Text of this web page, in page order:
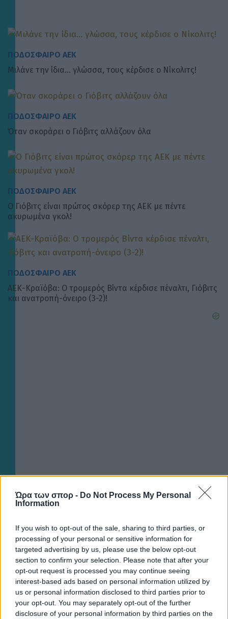
Ώρα των σπορ - Do Not Process My Personal
Information
If you wish to opt-out of the sale, sharing to third parties, or
processing of your personal or sensitive information for
targeted advertising by us, please use the below opt-out
section to confirm your selection. Please note that after your
opt-out request is processed you may continue seeing
interest-based ads based on personal information utilized by
us or personal information disclosed to third parties prior to
your opt-out. You may separately opt-out of the further
disclosure of your personal information by third parties on the
ΠΟΔΟΣΦΑΙΡΟ ΑΕΚ
Μιλάνε την ίδια… γλώσσα, τους κέρδισε ο Νίκολιτς!
ΠΟΔΟΣΦΑΙΡΟ ΑΕΚ
Όταν σκοράρει ο Γιόβιτς αλλάζουν όλα
ΠΟΔΟΣΦΑΙΡΟ ΑΕΚ
Ο Γιόβιτς είναι πρώτος σκόρερ της ΑΕΚ με πέντε
ακυρωμένα γκολ!
ΠΟΔΟΣΦΑΙΡΟ ΑΕΚ
ΑΕΚ-Κραϊόβα: Ο τρομερός Βίντα κέρδισε πέναλτι, Γιόβιτς
και ανατροπή-όνειρο (3-2)!
Πάνος Λούπος
Άλλη είναι τελικά η προτεραιότητα
07/08/2026 | 14:28:32
ΠΟΔΟΣΦΑΙΡΟ ΑΕΚ
Η πρώτη βόλτα στο Μάγερ στην «Αγιά-Σοφιά»! (VIDEO)
07/08/2026 | 13:54:03